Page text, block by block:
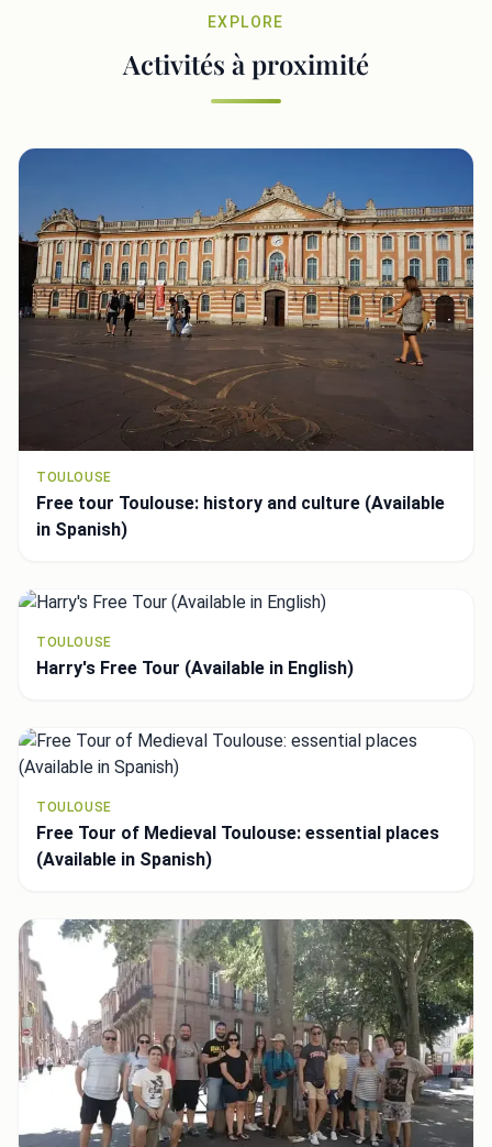
EXPLORE
Activités à proximité
TOULOUSE
Free tour Toulouse: history and culture (Available
in Spanish)
TOULOUSE
Harry's Free Tour (Available in English)
TOULOUSE
Free Tour of Medieval Toulouse: essential places
(Available in Spanish)